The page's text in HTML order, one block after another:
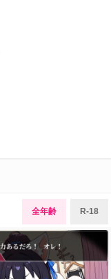
全年齢 R-18